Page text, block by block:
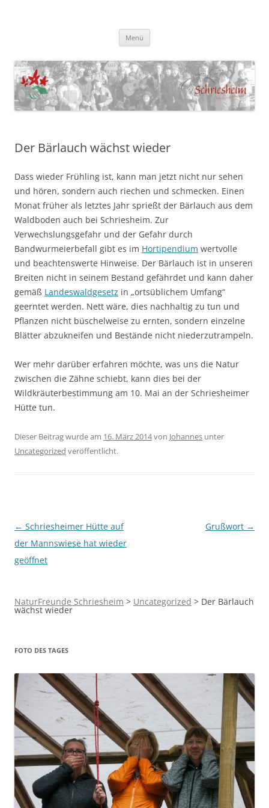
Menü
Der Bärlauch wächst wieder
Dass wieder Frühling ist, kann man jetzt nicht nur sehen
und hören, sondern auch riechen und schmecken. Einen
Monat früher als letztes Jahr sprießt der Bärlauch aus dem
Waldboden auch bei Schriesheim. Zur
Verwechslungsgefahr und der Gefahr durch
Bandwurmeierbefall gibt es im Hortipendium wertvolle
und beachtenswerte Hinweise. Der Bärlauch ist in unseren
Breiten nicht in seinem Bestand gefährdet und kann daher
gemäß Landeswaldgesetz in „ortsüblichem Umfang“
geerntet werden. Nett wäre, dies nachhaltig zu tun und
Pflanzen nicht büschelweise zu ernten, sondern einzelne
Blätter abzukneifen und Bestände nicht niederzutrampeln.
Wer mehr darüber erfahren möchte, was uns die Natur
zwischen die Zähne schiebt, kann dies bei der
Wildkräuterbestimmung am 10. Mai an der Schriesheimer
Hütte tun.
Dieser Beitrag wurde am 16. März 2014von Johannes unter
Uncategorized veröffentlicht.
Beitragsnavigation
← Schriesheimer Hütte auf
der Mannswiese hat wieder
geöffnet
Grußwort →
NaturFreunde Schriesheim > Uncategorized > Der Bärlauch
wächst wieder
FOTO DES TAGES